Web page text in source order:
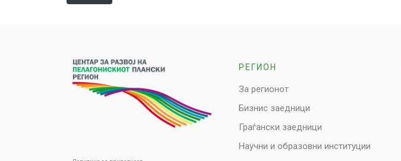
РЕГИОН
За регионот
Бизнис заедници
Граѓански заедници
Научни и образовни институции